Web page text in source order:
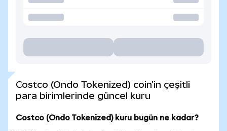
Costco (Ondo Tokenized) coin'in çeşitli
para birimlerinde güncel kuru
Costco (Ondo Tokenized) kuru bugün ne kadar?